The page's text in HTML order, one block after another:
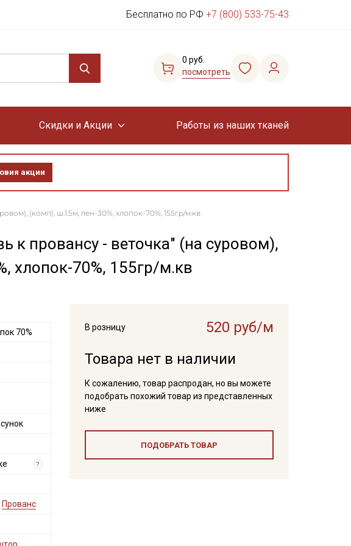
Бесплатно по РФ +7 (800) 533-75-43
0 руб.
посмотреть
Скидки и Акции Работы из наших тканей
акции
(комп), ш.1.5м, лен-30%, хлопок-70%, 155гр/м.кв
к провансу - веточка" (на суровом),
хлопок-70%, 155гр/м.кв
В розницу
520 руб/м
Товара нет в наличии
К сожалению, товар распродан, но вы можете
подобрать похожий товар из представленных
ниже
ПОДОБРАТЬ ТОВАР
70%
?
Прованс